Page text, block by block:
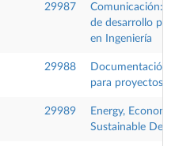
29987
de desarrollo
en Ingeniería
29988
Documentación
para proyectos
29989
Energy,
Sustainable